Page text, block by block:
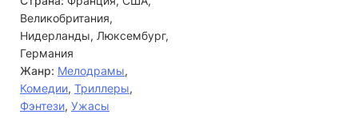
Великобритания,
Нидерланды, Люксембург,
Германия
Жанр: Мелодрамы,
Комедии, Триллеры,
Фэнтези, Ужасы